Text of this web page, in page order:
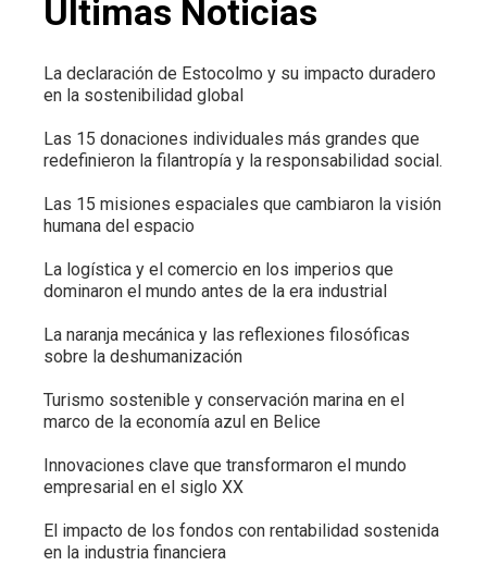
Últimas Noticias
La declaración de Estocolmo y su impacto duradero
en la sostenibilidad global
Las 15 donaciones individuales más grandes que
redefinieron la filantropía y la responsabilidad social.
Las 15 misiones espaciales que cambiaron la visión
humana del espacio
La logística y el comercio en los imperios que
dominaron el mundo antes de la era industrial
La naranja mecánica y las reflexiones filosóficas
sobre la deshumanización
Turismo sostenible y conservación marina en el
marco de la economía azul en Belice
Innovaciones clave que transformaron el mundo
empresarial en el siglo XX
El impacto de los fondos con rentabilidad sostenida
en la industria financiera